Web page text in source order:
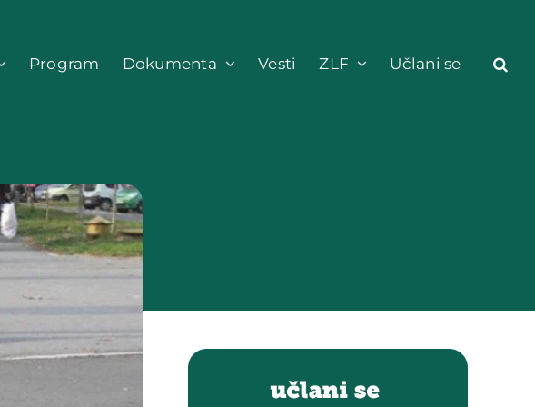
Program Dokumenta Vesti ZLF Učlani se